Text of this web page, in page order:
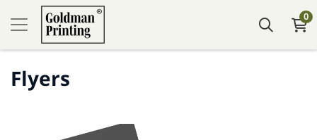
0
Flyers
Посмотреть подробности Flyers